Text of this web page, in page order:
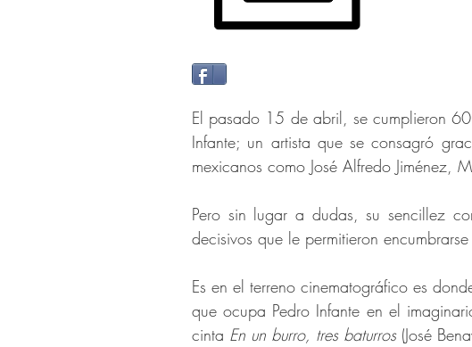
El pasado 15 de abril, se cumplieron
Infante; un artista que se consagró
mexicanos como José Alfredo Jiménez,
Pero sin lugar a dudas, su sencillez
decisivos que le permitieron
Es en el terreno cinematográfico es
que ocupa Pedro Infante en el
cinta En un burro, tres baturros(José